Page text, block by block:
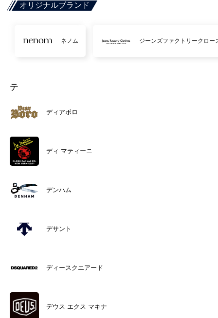
オリジナルブランド
ネノム ジーンズファクトリークロー
テ
ディアボロ
ディ マティーニ
デンハム
デサント
ディースクエアード
デウス エクス マキナ